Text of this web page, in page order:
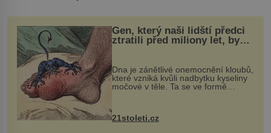
Gen, který naši lidští předci
ztratili před miliony let, by
mohl pomoci s léčbou
„nemoci králů“
Dna je zánětlivé onemocnění kloubů,
které vzniká kvůli nadbytku kyseliny
močové v těle. Ta se ve formě
nohou, a způsobuje bole...
21stoleti.cz